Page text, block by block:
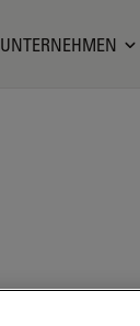
UNTERNEHMEN